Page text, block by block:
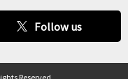
Follow us